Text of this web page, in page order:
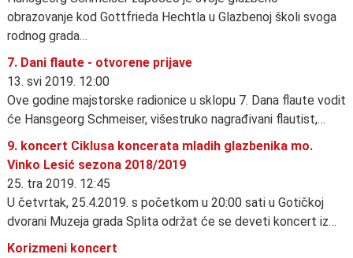
obrazovanje kod Gottfrieda Hechtla u Glazbenoj školi svoga
rodnog grada…
7. Dani flaute - otvorene prijave
13. svi 2019. 12:00
Ove godine majstorske radionice u sklopu 7. Dana flaute vodit
će Hansgeorg Schmeiser, višestruko nagrađivani flautist,…
9. koncert Ciklusa koncerata mladih glazbenika mo.
Vinko Lesić sezona 2018/2019
25. tra 2019. 12:45
U četvrtak, 25.4.2019. s početkom u 20:00 sati u Gotičkoj
dvorani Muzeja grada Splita održat će se deveti koncert iz…
Korizmeni koncert